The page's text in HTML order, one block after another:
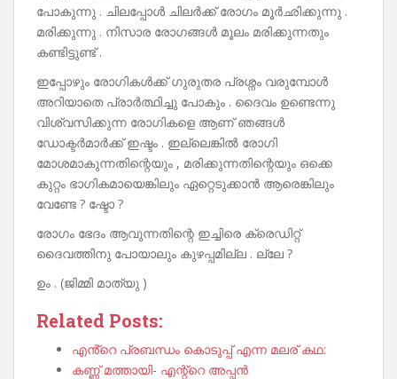
പോകുന്നു . ചിലപ്പോൾ ചിലർക്ക് രോഗം മൂർഛിക്കുന്നു .
മരിക്കുന്നു . നിസാര രോഗങ്ങൾ മൂലം മരിക്കുന്നതും
കണ്ടിട്ടുണ്ട് .
ഇപ്പോഴും രോഗികൾക്ക് ഗുരുതര പ്രശ്നം വരുമ്പോൾ
അറിയാതെ പ്രാർത്ഥിച്ചു പോകും . ദൈവം ഉണ്ടെന്നു
വിശ്വസിക്കുന്ന രോഗികളെ ആണ് ഞങ്ങൾ
ഡോക്ടർമാർക്ക് ഇഷ്ടം . ഇല്ലെങ്കിൽ രോഗി
മോശമാകുന്നതിന്റെയും , മരിക്കുന്നതിന്റെയും ഒക്കെ
കുറ്റം ഭാഗികമായെങ്കിലും ഏറ്റെടുക്കാൻ ആരെങ്കിലും
വേണ്ടേ ? ഷ്ടോ ?
രോഗം ഭേദം ആവുന്നതിന്റെ ഇച്ചിരെ ക്രെഡിറ്റ്
ദൈവത്തിനു പോയാലും കുഴപ്പമില്ല . ല്ലേ ?
ഉം . (ജിമ്മി മാത്യു )
Related Posts:
എൻ്റെ പ്രബന്ധം കൊടുപ്പ് എന്ന മലര് കഥ:
കണ്ണ് മത്തായി- എന്റ്റെ അപ്പൻ